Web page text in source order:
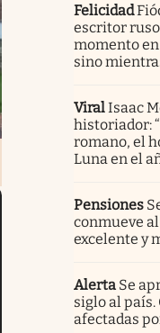
Felicidad
escritor
momento
sino
ViralIsaac
historiador:
romano, el
Luna en el
Pensiones
conmueve
excelente y
Alerta Se
siglo al país.
afectadas